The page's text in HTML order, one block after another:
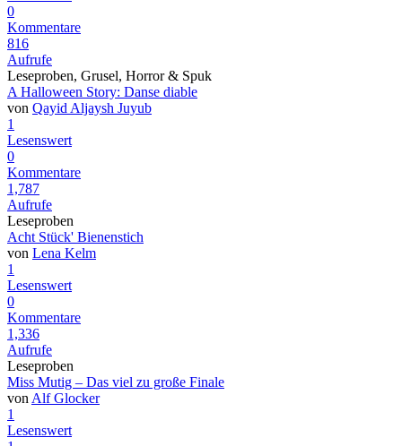
0
Kommentare
816
Aufrufe
Leseproben, Grusel, Horror & Spuk
A Halloween Story: Danse diable
von Qayid Aljaysh Juyub
1
Lesenswert
0
Kommentare
1,787
Aufrufe
Leseproben
Acht Stück' Bienenstich
von Lena Kelm
1
Lesenswert
0
Kommentare
1,336
Aufrufe
Leseproben
Miss Mutig – Das viel zu große Finale
von Alf Glocker
1
Lesenswert